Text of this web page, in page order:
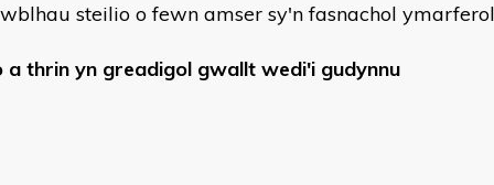
steilio o fewn amser sy'n fasnachol
a thrin yn greadigol gwallt wedi'i gudynnu